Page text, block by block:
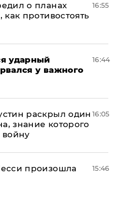
о планах
противостоять
16:55
ударный
у важного
16:44
раскрыл один
знание которого
войну
16:05
произошла
15:46